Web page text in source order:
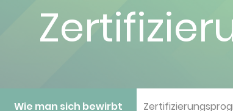
Wie man sich bewirbt